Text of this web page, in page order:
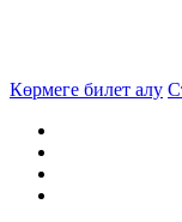
Көрмеге билет алу